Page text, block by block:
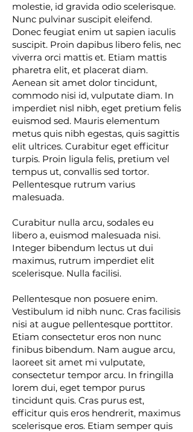
molestie, id gravida odio scelerisque.
Nunc pulvinar suscipit eleifend.
Donec feugiat enim ut sapien iaculis
suscipit. Proin dapibus libero felis, nec
viverra orci mattis et. Etiam mattis
pharetra elit, et placerat diam.
Aenean sit amet dolor tincidunt,
commodo nisi id, vulputate diam. In
imperdiet nisl nibh, eget pretium felis
euismod sed. Mauris elementum
metus quis nibh egestas, quis sagittis
elit ultrices. Curabitur eget efficitur
turpis. Proin ligula felis, pretium vel
tempus ut, convallis sed tortor.
Pellentesque rutrum varius
malesuada.
Curabitur nulla arcu, sodales eu
libero a, euismod malesuada nisi.
Integer bibendum lectus ut dui
maximus, rutrum imperdiet elit
scelerisque. Nulla facilisi.
Pellentesque non posuere enim.
Vestibulum id nibh nunc. Cras facilisis
nisi at augue pellentesque porttitor.
Etiam consectetur eros non nunc
finibus bibendum. Nam augue arcu,
laoreet sit amet mi vulputate,
consectetur tempor arcu. In fringilla
lorem dui, eget tempor purus
tincidunt quis. Cras purus est,
efficitur quis eros hendrerit, maximus
scelerisque eros. Etiam semper quis